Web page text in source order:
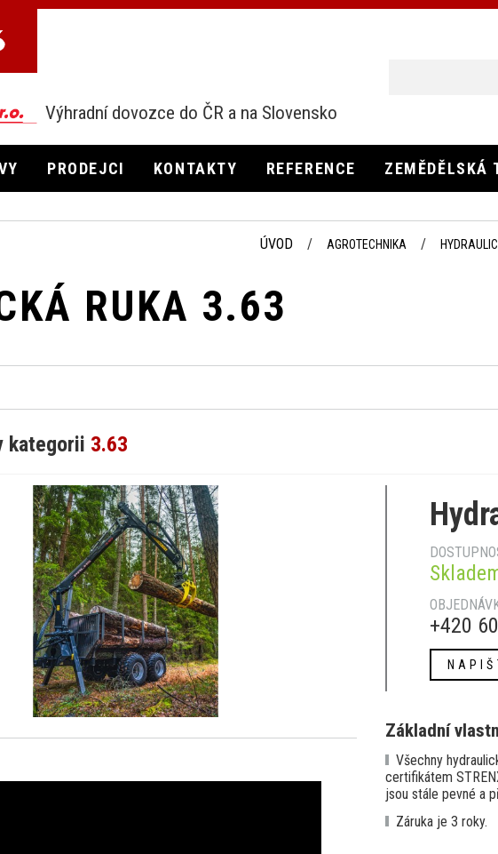
Výhradní dovozce do ČR a na Slovensko
PRODEJCI KONTAKTY REFERENCE ZEMĚDĚLSKÁ
RUKA 3.63
ÚVOD AGROTECHNIKA
kategorii 3.63
+420
Základní
Všechny
certifikátem
jsou stále pevné a
Záruka je 3 roky.